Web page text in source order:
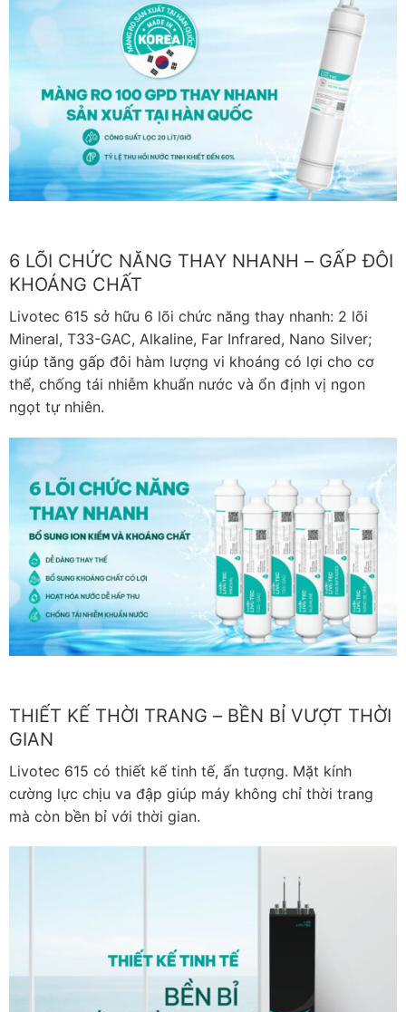
6 LÕI CHỨC NĂNG THAY NHANH – GẤP ĐÔI
KHOÁNG CHẤT
Livotec 615 sở hữu 6 lõi chức năng thay nhanh: 2 lõi
Mineral, T33-GAC, Alkaline, Far Infrared, Nano Silver;
giúp tăng gấp đôi hàm lượng vi khoáng có lợi cho cơ
thể, chống tái nhiễm khuẩn nước và ổn định vị ngon
ngọt tự nhiên.
THIẾT KẾ THỜI TRANG – BỀN BỈ VƯỢT THỜI
GIAN
Livotec 615 có thiết kế tinh tế, ấn tượng. Mặt kính
cường lực chịu va đập giúp máy không chỉ thời trang
mà còn bền bỉ với thời gian.